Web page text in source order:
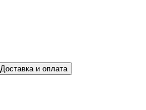
Доставка и оплата